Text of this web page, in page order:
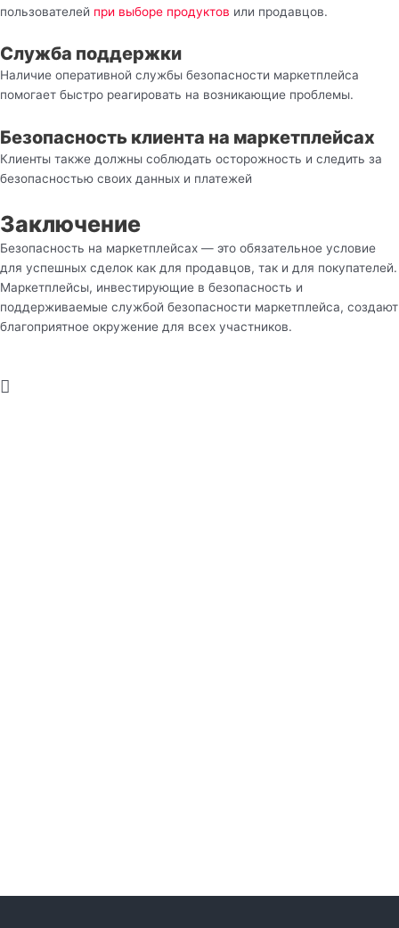
пользователей при выборе продуктов или продавцов.
Служба поддержки
Наличие оперативной службы безопасности маркетплейса
помогает быстро реагировать на возникающие проблемы.
Безопасность клиента на маркетплейсах
Клиенты также должны соблюдать осторожность и следить за
безопасностью своих данных и платежей
Заключение
Безопасность на маркетплейсах — это обязательное условие
для успешных сделок как для продавцов, так и для покупателей.
Маркетплейсы, инвестирующие в безопасность и
поддерживаемые службой безопасности маркетплейса, создают
благоприятное окружение для всех участников.